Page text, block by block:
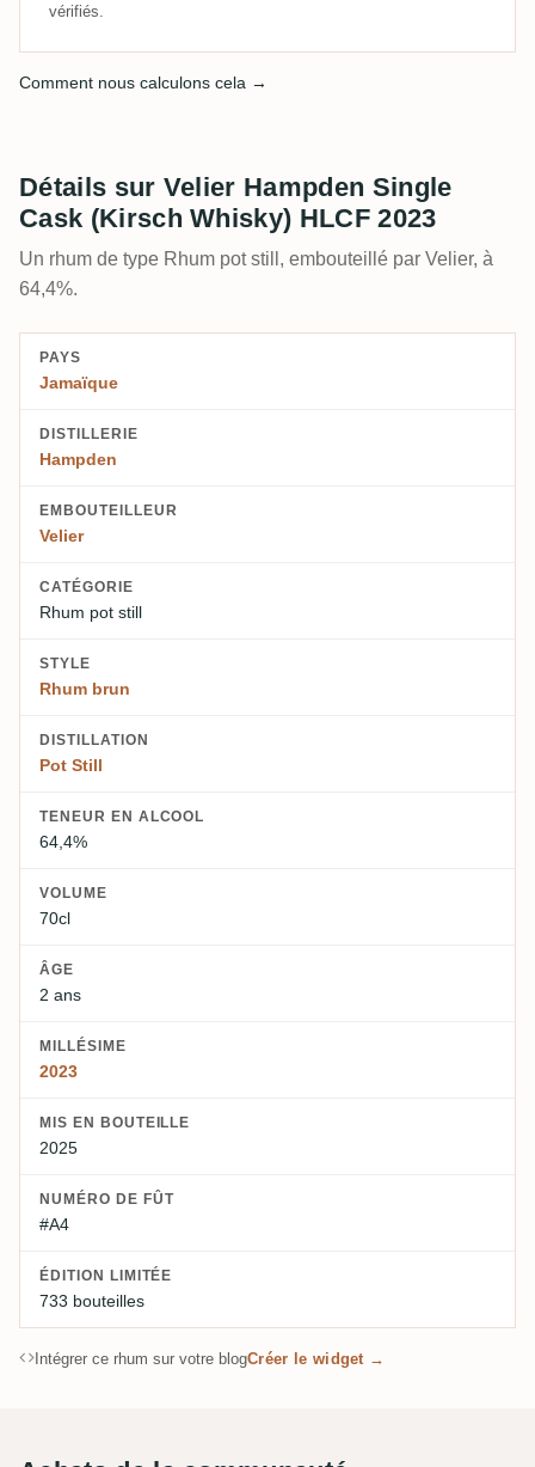
vérifiés.
Comment nous calculons cela →
Détails sur Velier Hampden Single
Cask (Kirsch Whisky) HLCF 2023
Un rhum de type Rhum pot still, embouteillé par Velier, à
64,4%.
PAYS
Jamaïque
DISTILLERIE
Hampden
EMBOUTEILLEUR
Velier
CATÉGORIE
Rhum pot still
STYLE
Rhum brun
DISTILLATION
Pot Still
TENEUR EN ALCOOL
64,4%
VOLUME
70cl
ÂGE
2 ans
MILLÉSIME
2023
MIS EN BOUTEILLE
2025
NUMÉRO DE FÛT
#A4
ÉDITION LIMITÉE
733 bouteilles
Intégrer ce rhum sur votre blogCréer le widget →